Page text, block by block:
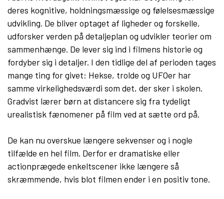
deres kognitive, holdningsmæssige og følelsesmæssige
udvikling. De bliver optaget af ligheder og forskelle,
udforsker verden på detaljeplan og udvikler teorier om
sammenhænge. De lever sig ind i filmens historie og
fordyber sig i detaljer. I den tidlige del af perioden tages
mange ting for givet: Hekse, trolde og UFOer har
samme virkelighedsværdi som det, der sker i skolen.
Gradvist lærer børn at distancere sig fra tydeligt
urealistisk fænomener på film ved at sætte ord på.
De kan nu overskue længere sekvenser og i nogle
tilfælde en hel film. Derfor er dramatiske eller
actionprægede enkeltscener ikke længere så
skræmmende, hvis blot filmen ender i en positiv tone.